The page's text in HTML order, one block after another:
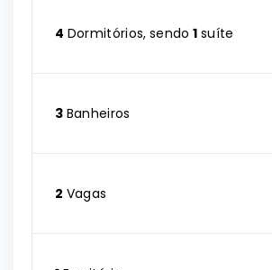
4 Dormitórios, sendo1 suíte
3 Banheiros
2 Vagas